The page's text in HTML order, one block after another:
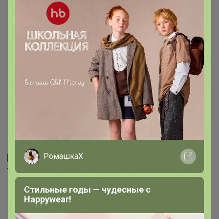
1 745,16р
CROCS "CLASSIC CLOG" -
Cабо, тапочки унисекс
Джиббитсы / jibbitz CROCS -
Украшения для сабо (5 шт)
РомашкаХ
Стильные годы — чудесные с
Happywear!